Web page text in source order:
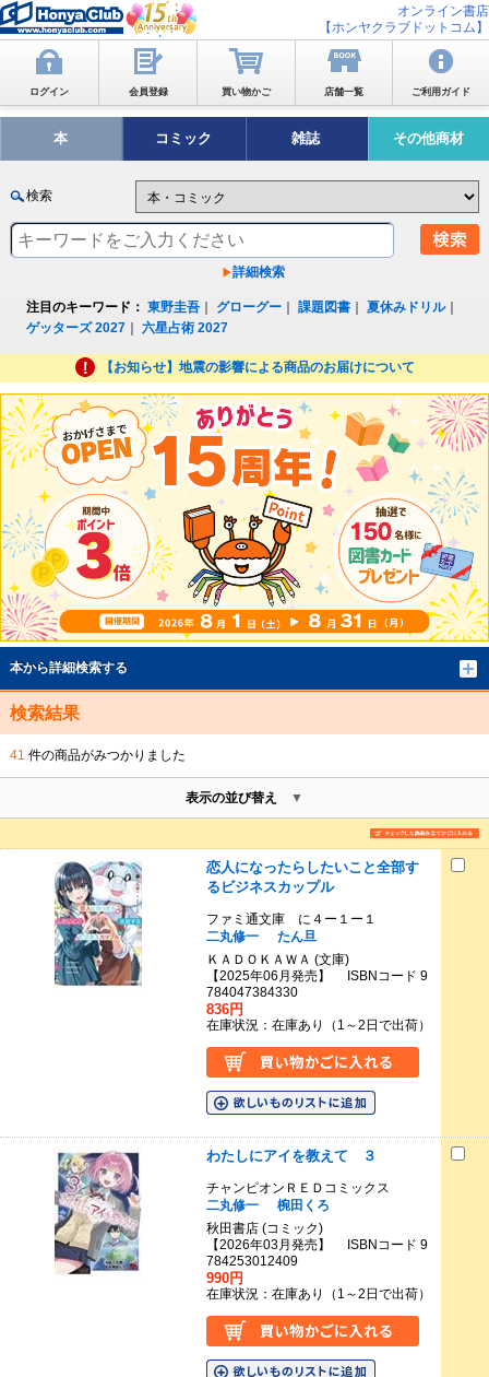
オンライン書店
【ホンヤクラブドットコム】
ログイン 会員登録 買い物かご 店舗一覧 ご利用ガイド
本 コミック 雑誌 その他商材
検索
詳細検索
注目のキーワード： 東野圭吾 グローグー ｜課題図書 ｜夏休みドリル｜
ゲッターズ 2027 ｜六星占術 2027
【お知らせ】地震の影響による商品のお届けについて
本から詳細検索する
検索結果
41 件の商品がみつかりました
表示の並び替え
恋人になったらしたいこと全部す
るビジネスカップル
ファミ通文庫 に４ー１ー１
二丸修一
たん旦
ＫＡＤＯＫＡＷＡ (文庫)
【2025年06月発売】 ISBNコード 9
784047384330
836円
在庫状況：在庫あり（1～2日で出荷）
わたしにアイを教えて ３
チャンピオンＲＥＤコミックス
二丸修一
椀田くろ
秋田書店 (コミック)
【2026年03月発売】 ISBNコード 9
784253012409
990円
在庫状況：在庫あり（1～2日で出荷）